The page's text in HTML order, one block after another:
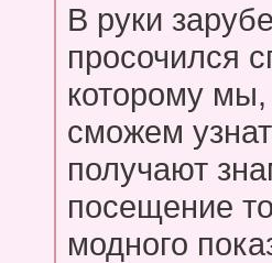
В руки
просочился
которому
сможем
получают
посещение
модного